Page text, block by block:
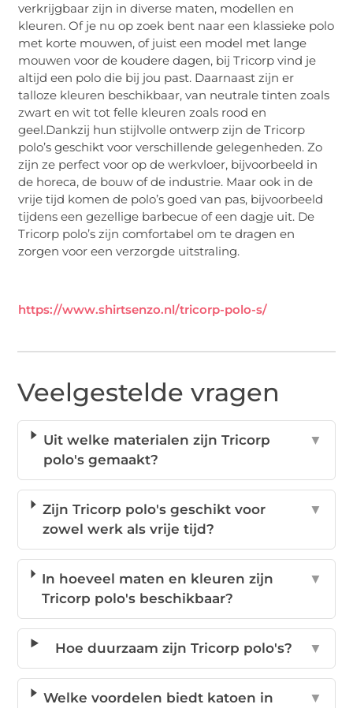
verkrijgbaar zijn in diverse maten, modellen en
kleuren. Of je nu op zoek bent naar een klassieke polo
met korte mouwen, of juist een model met lange
mouwen voor de koudere dagen, bij Tricorp vind je
altijd een polo die bij jou past. Daarnaast zijn er
talloze kleuren beschikbaar, van neutrale tinten zoals
zwart en wit tot felle kleuren zoals rood en
geel.Dankzij hun stijlvolle ontwerp zijn de Tricorp
polo’s geschikt voor verschillende gelegenheden. Zo
zijn ze perfect voor op de werkvloer, bijvoorbeeld in
de horeca, de bouw of de industrie. Maar ook in de
vrije tijd komen de polo’s goed van pas, bijvoorbeeld
tijdens een gezellige barbecue of een dagje uit. De
Tricorp polo’s zijn comfortabel om te dragen en
zorgen voor een verzorgde uitstraling.
https://www.shirtsenzo.nl/tricorp-polo-s/
Veelgestelde vragen
Uit welke materialen zijn Tricorp
polo's gemaakt?
▼
Zijn Tricorp polo's geschikt voor
zowel werk als vrije tijd?
▼
In hoeveel maten en kleuren zijn
Tricorp polo's beschikbaar?
▼
Hoe duurzaam zijn Tricorp polo's? ▼
Welke voordelen biedt katoen in
▼